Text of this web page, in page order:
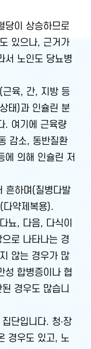
당이 상승하므로
있으나, 근거가
서 노인도 당뇨병
육, 간, 지방 등
태)과 인슐린 분
. 여기에 근육량
감소, 동반질환
에 의해 인슐린 저
흔하며(질병다발
다약제복용).
뇨, 다음, 다식이
로 나타나는 경
않는 경우가 많
성 합병증이나 협
경우도 많습니
단입니다. 청∙장
경우도 있고, 노